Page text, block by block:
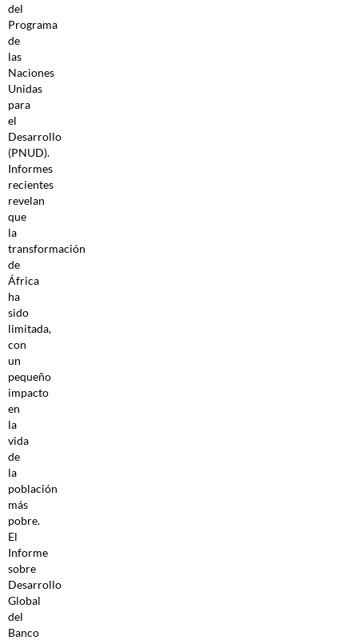
del
Programa
de
las
Naciones
Unidas
para
el
Desarrollo
(PNUD).
Informes
recientes
revelan
que
la
transformación
de
África
ha
sido
limitada,
con
un
pequeño
impacto
en
la
vida
de
la
población
más
pobre.
El
Informe
sobre
Desarrollo
Global
del
Banco